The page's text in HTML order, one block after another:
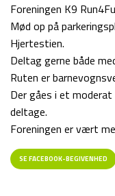
Foreningen K9
Mød op på
Hjertestien.
Deltag gerne både
Ruten er
Der gåes i et
deltage.
Foreningen er vært
SE FACEBOOK-BEGIVENHED